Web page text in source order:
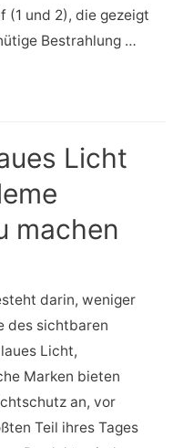
(1 und 2), die gezeigt
Bestrahlung …
Licht
machen
darin, weniger
des sichtbaren
Licht,
Marken bieten
an, vor
Teil ihres Tages